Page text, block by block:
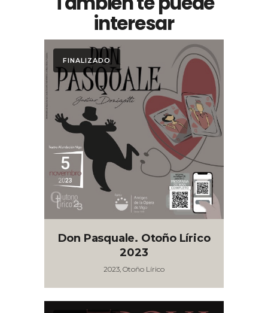
interesar
FINALIZADO
Don Pasquale. Otoño Lírico
2023
2023, Otoño Lírico